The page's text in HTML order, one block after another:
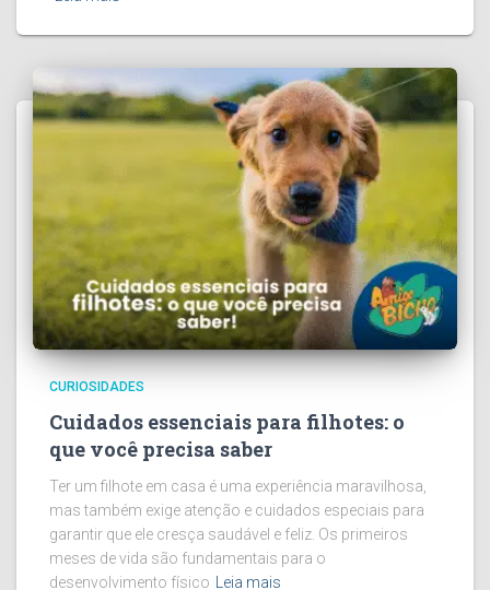
CURIOSIDADES
Cuidados essenciais para filhotes: o
que você precisa saber
Ter um filhote em casa é uma experiência maravilhosa,
mas também exige atenção e cuidados especiais para
garantir que ele cresça saudável e feliz. Os primeiros
meses de vida são fundamentais para o
desenvolvimento físico Leia mais